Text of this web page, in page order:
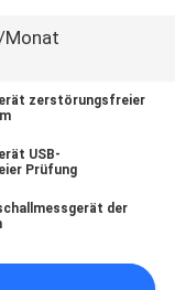
Monat
zerstörungsfreier
USB-
Prüfung
der